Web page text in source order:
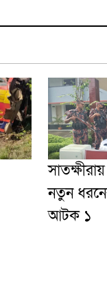
নতুন
আটক ১